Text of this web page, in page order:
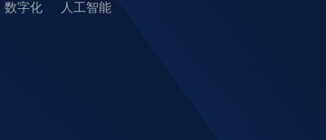
数字化 人工智能